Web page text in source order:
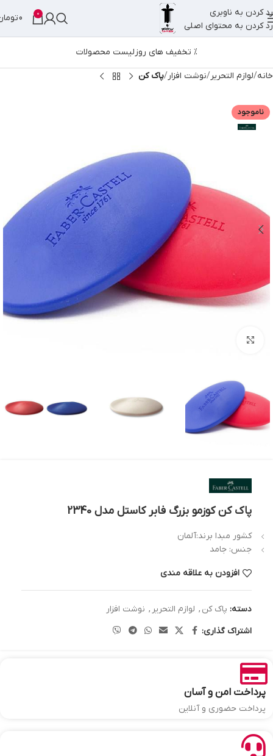
رد کردن به ناوبری
رد کردن به محتوای اصلی
0
0
% تخفیف های روزلیست محصولات
خانه لوازم التحریر نوشت افزار پاک کن
ناموجود
پاک کن کوزمو بزرگ فابر کاستل مدل 2340
کشور مبدا برند:آلمان
جنس: جامد
افزودن به علاقه مندی
دسته: پاک کن , لوازم التحریر , نوشت افزار
اشتراک گذاری:
پرداخت امن و آسان
پرداخت حضوری و آنلاین